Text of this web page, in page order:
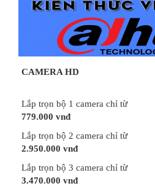
CAMERA HD
Lắp trọn bộ 1 camera chỉ từ
779.000 vnđ
Lắp trọn bộ 2 camera chỉ từ
2.950.000 vnđ
Lắp trọn bộ 3 camera chỉ từ
3.470.000 vnđ